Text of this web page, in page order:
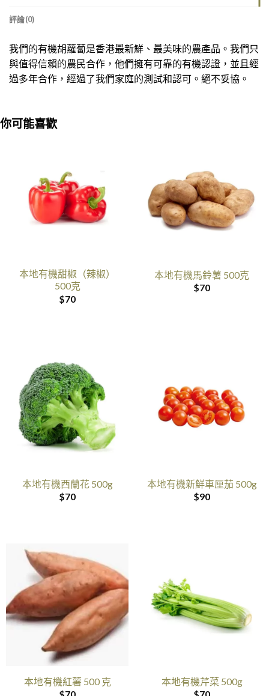
評論(0)
我們的有機胡蘿蔔是香港最新鮮、最美味的農產品。我們只
與值得信賴的農民合作，他們擁有可靠的有機認證，並且經
過多年合作，經過了我們家庭的測試和認可。絕不妥協。
你可能喜歡
本地有機甜椒（辣椒）
500克
$70
本地有機馬鈴薯 500克
$70
本地有機西蘭花 500g
$70
本地有機新鮮車厘茄 500g
$90
本地有機紅薯 500 克
本地有機芹菜 500g